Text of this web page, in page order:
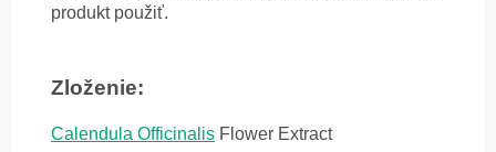
produkt použiť.
Zloženie:
Calendula Officinalis Flower Extract